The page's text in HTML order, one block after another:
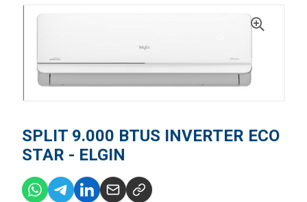
SPLIT 9.000 BTUS INVERTER ECO
STAR - ELGIN